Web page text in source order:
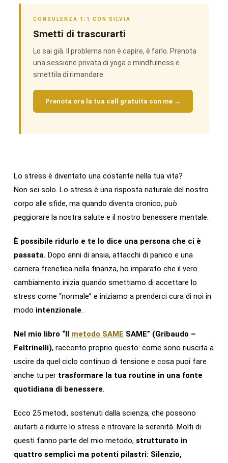
CONSULENZA 1:1 CON SILVIA
Smetti di trascurarti
Lo sai già. Il problema non è capire, è farlo. Prenota
una sessione privata di yoga e mindfulness e
smettila di rimandare.
Prenota ora la tua call gratuita con me →
Lo stress è diventato una costante nella tua vita?
Non sei solo. Lo stress è una risposta naturale del nostro
corpo alle sfide, ma quando diventa cronico, può
peggiorare la nostra salute e il nostro benessere mentale.
È possibile ridurlo e te lo dice una persona che ci è
passata. Dopo anni di ansia, attacchi di panico e una
carriera frenetica nella finanza, ho imparato che il vero
cambiamento inizia quando smettiamo di accettare lo
stress come “normale” e iniziamo a prenderci cura di noi in
modo intenzionale.
Nel mio libro “Il metodo SAME SAME” (Gribaudo –
Feltrinelli), racconto proprio questo: come sono riuscita a
uscire da quel ciclo continuo di tensione e cosa puoi fare
anche tu pertrasformare la tua routine in una fonte
quotidiana di benessere.
Ecco 25 metodi, sostenuti dalla scienza, che possono
aiutarti a ridurre lo stress e ritrovare la serenità. Molti di
questi fanno parte del mio metodo, strutturato in
quattro semplici ma potenti pilastri: Silenzio,